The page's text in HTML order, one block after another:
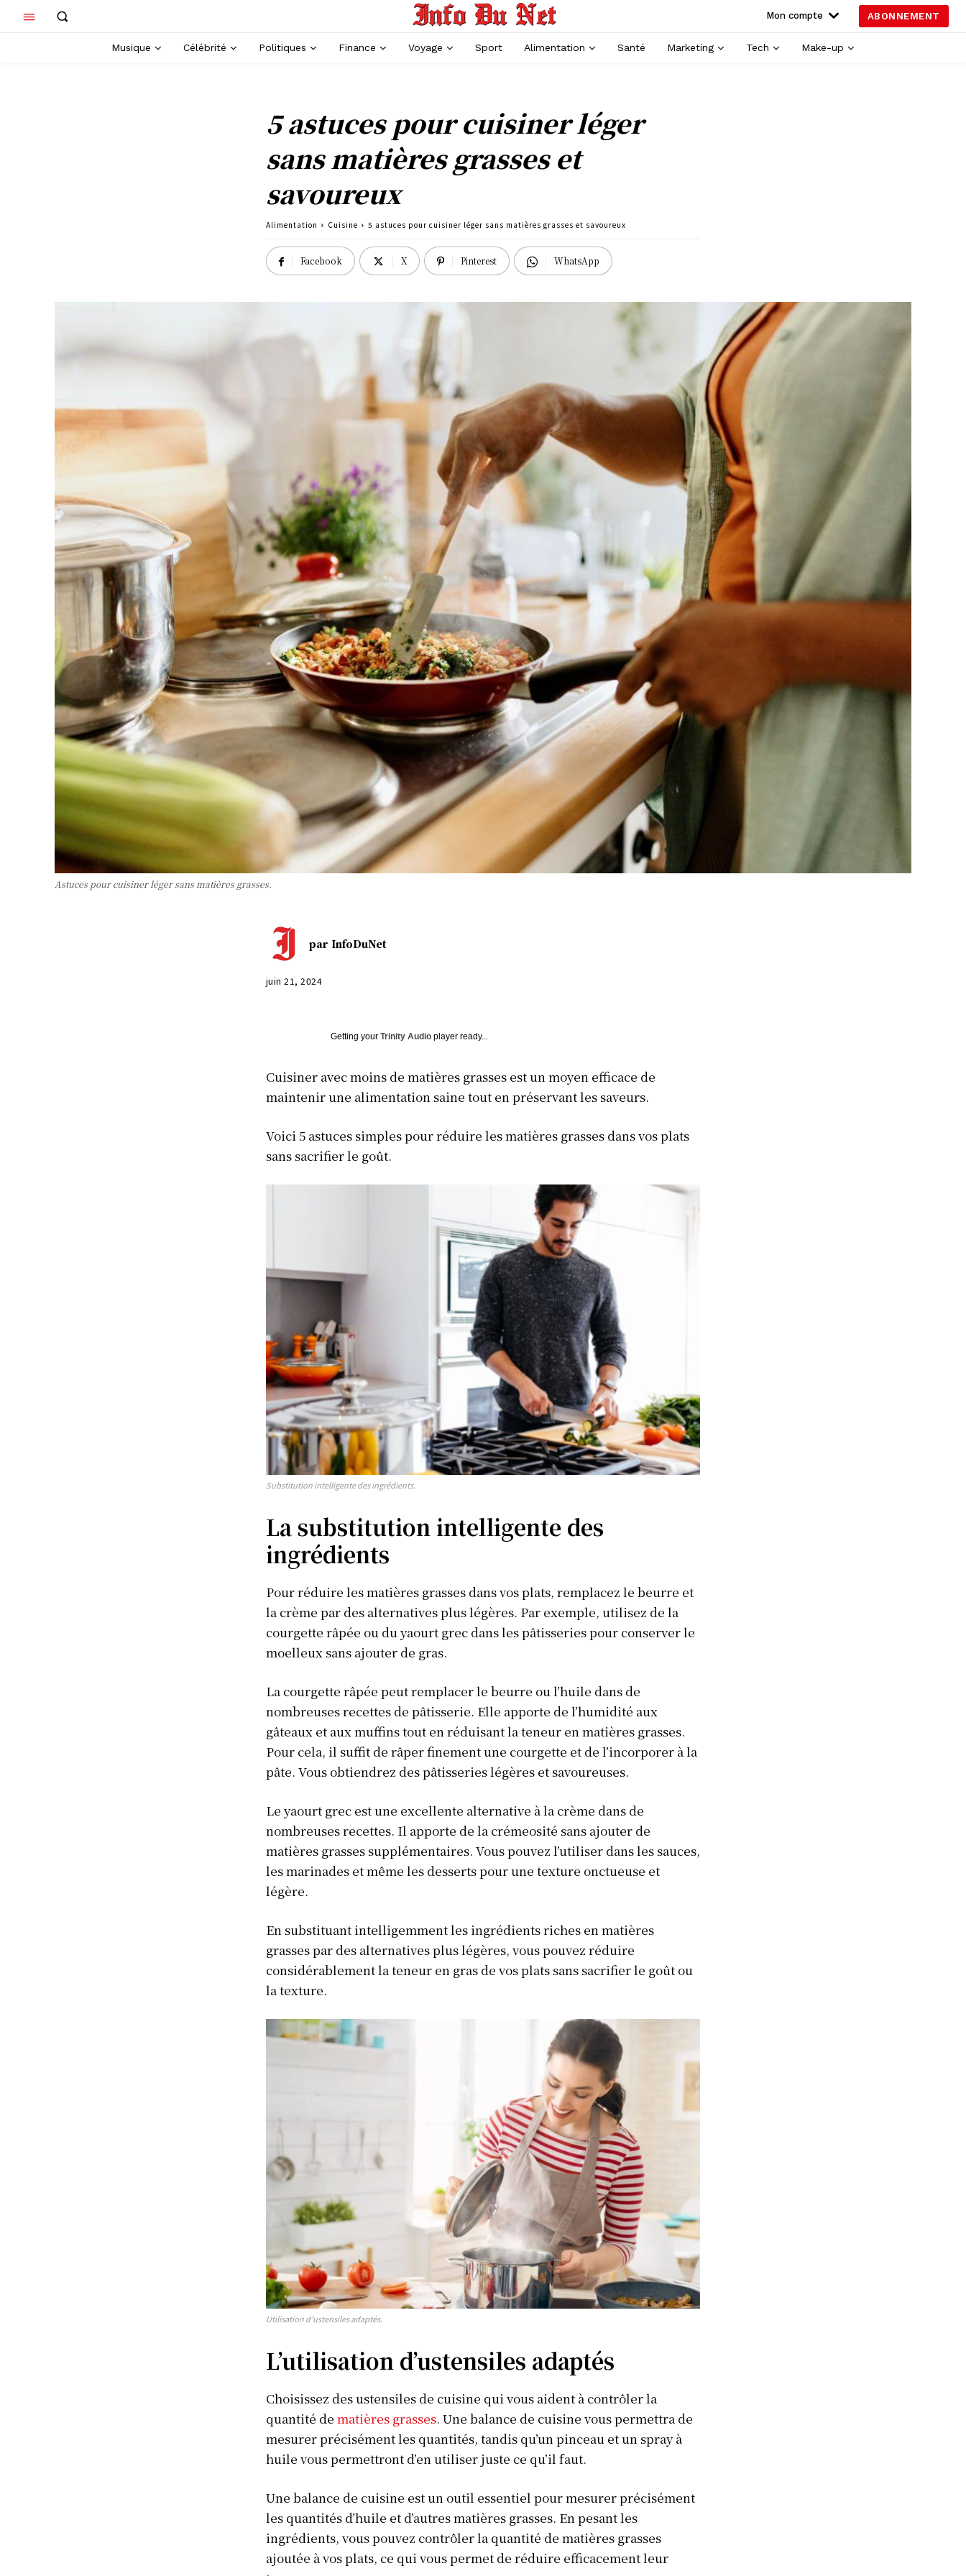
S'ABONNER
Info Du Net
Plan du site
Afrique
Asie
Mon compte ABONNEMENT
Musique Célébrité Politiques Finance Voyage Sport Alimentation Santé Marketing Tech Make-up
5 astuces pour cuisiner léger
sans matières grasses et
savoureux
Alimentation Cuisine 5 astuces pour cuisiner léger sans matières grasses et savoureux
Facebook X Pinterest WhatsApp
Astuces pour cuisiner léger sans matières grasses.
par InfoDuNet
juin 21, 2024
Getting your Trinity Audioplayer ready...
Cuisiner avec moins de matières grasses est un moyen efficace de
maintenir une alimentation saine tout en préservant les saveurs.
Voici 5 astuces simples pour réduire les matières grasses dans vos plats
sans sacrifier le goût.
Substitution intelligente des ingrédients.
La substitution intelligente des
ingrédients
Pour réduire les matières grasses dans vos plats, remplacez le beurre et
la crème par des alternatives plus légères. Par exemple, utilisez de la
courgette râpée ou du yaourt grec dans les pâtisseries pour conserver le
moelleux sans ajouter de gras.
La courgette râpée peut remplacer le beurre ou l’huile dans de
nombreuses recettes de pâtisserie. Elle apporte de l’humidité aux
gâteaux et aux muffins tout en réduisant la teneur en matières grasses.
Pour cela, il suffit de râper finement une courgette et de l’incorporer à la
pâte. Vous obtiendrez des pâtisseries légères et savoureuses.
Le yaourt grec est une excellente alternative à la crème dans de
nombreuses recettes. Il apporte de la crémeosité sans ajouter de
matières grasses supplémentaires. Vous pouvez l’utiliser dans les sauces,
les marinades et même les desserts pour une texture onctueuse et
légère.
En substituant intelligemment les ingrédients riches en matières
grasses par des alternatives plus légères, vous pouvez réduire
considérablement la teneur en gras de vos plats sans sacrifier le goût ou
la texture.
Utilisation d’ustensiles adaptés.
L’utilisation d’ustensiles adaptés
Choisissez des ustensiles de cuisine qui vous aident à contrôler la
quantité de matières grasses. Une balance de cuisine vous permettra de
mesurer précisément les quantités, tandis qu’un pinceau et un spray à
huile vous permettront d’en utiliser juste ce qu’il faut.
Une balance de cuisine est un outil essentiel pour mesurer précisément
les quantités d’huile et d’autres matières grasses. En pesant les
ingrédients, vous pouvez contrôler la quantité de matières grasses
ajoutée à vos plats, ce qui vous permet de réduire efficacement leur